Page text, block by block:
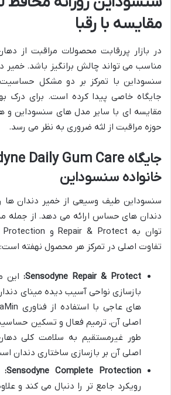
مقایسه با رقبا
در بازار پررقابت محصولات مراقبت از
مناسب می تواند چالش برانگیز باشد. خمیر
سنسوداین با تمرکز بر دو مشکل
جایگاه خاصی پیدا کرده است. برای درک
مقایسه ای با سایر مدل های سنسوداین و
حوزه مراقبت از لثه ضروری به نظر می رسد.
خانواده سنسوداین
سنسوداین طیف وسیعی از خمیر دندان ها
دندان های حساس ارائه می دهد. از جمله
تفاوت اصلی در تمرکز هر محصول نهفته است:
Sensodyne Repair & Protect:این
بازسازی نواحی آسیب دیده مینای
اصلی آن، ترمیم فعال و تسکین
طور غیرمستقیم به سلامت کلی
اصلی آن بر بازسازی ساختاری دندان
Sensodyne Complete Protection:
رویکرد جامع تر را دنبال می کند و